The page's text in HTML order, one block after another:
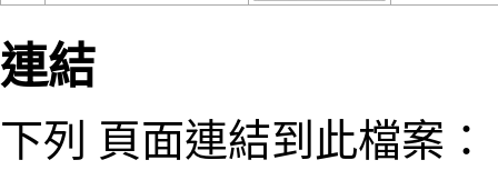
連結
下列 頁面連結到此檔案：